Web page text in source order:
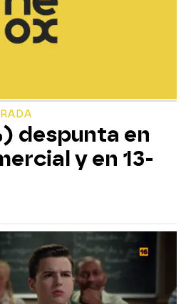
despunta en
y en 13-